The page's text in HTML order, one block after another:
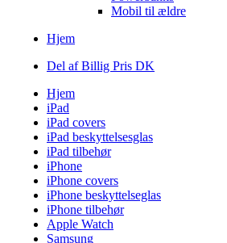
Mobil til ældre
Hjem
Del af Billig Pris DK
Hjem
iPad
iPad covers
iPad beskyttelsesglas
iPad tilbehør
iPhone
iPhone covers
iPhone beskyttelseglas
iPhone tilbehør
Apple Watch
Samsung